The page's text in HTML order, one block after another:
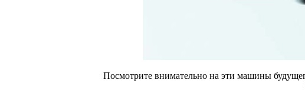
Посмотрите внимательно на эти машины